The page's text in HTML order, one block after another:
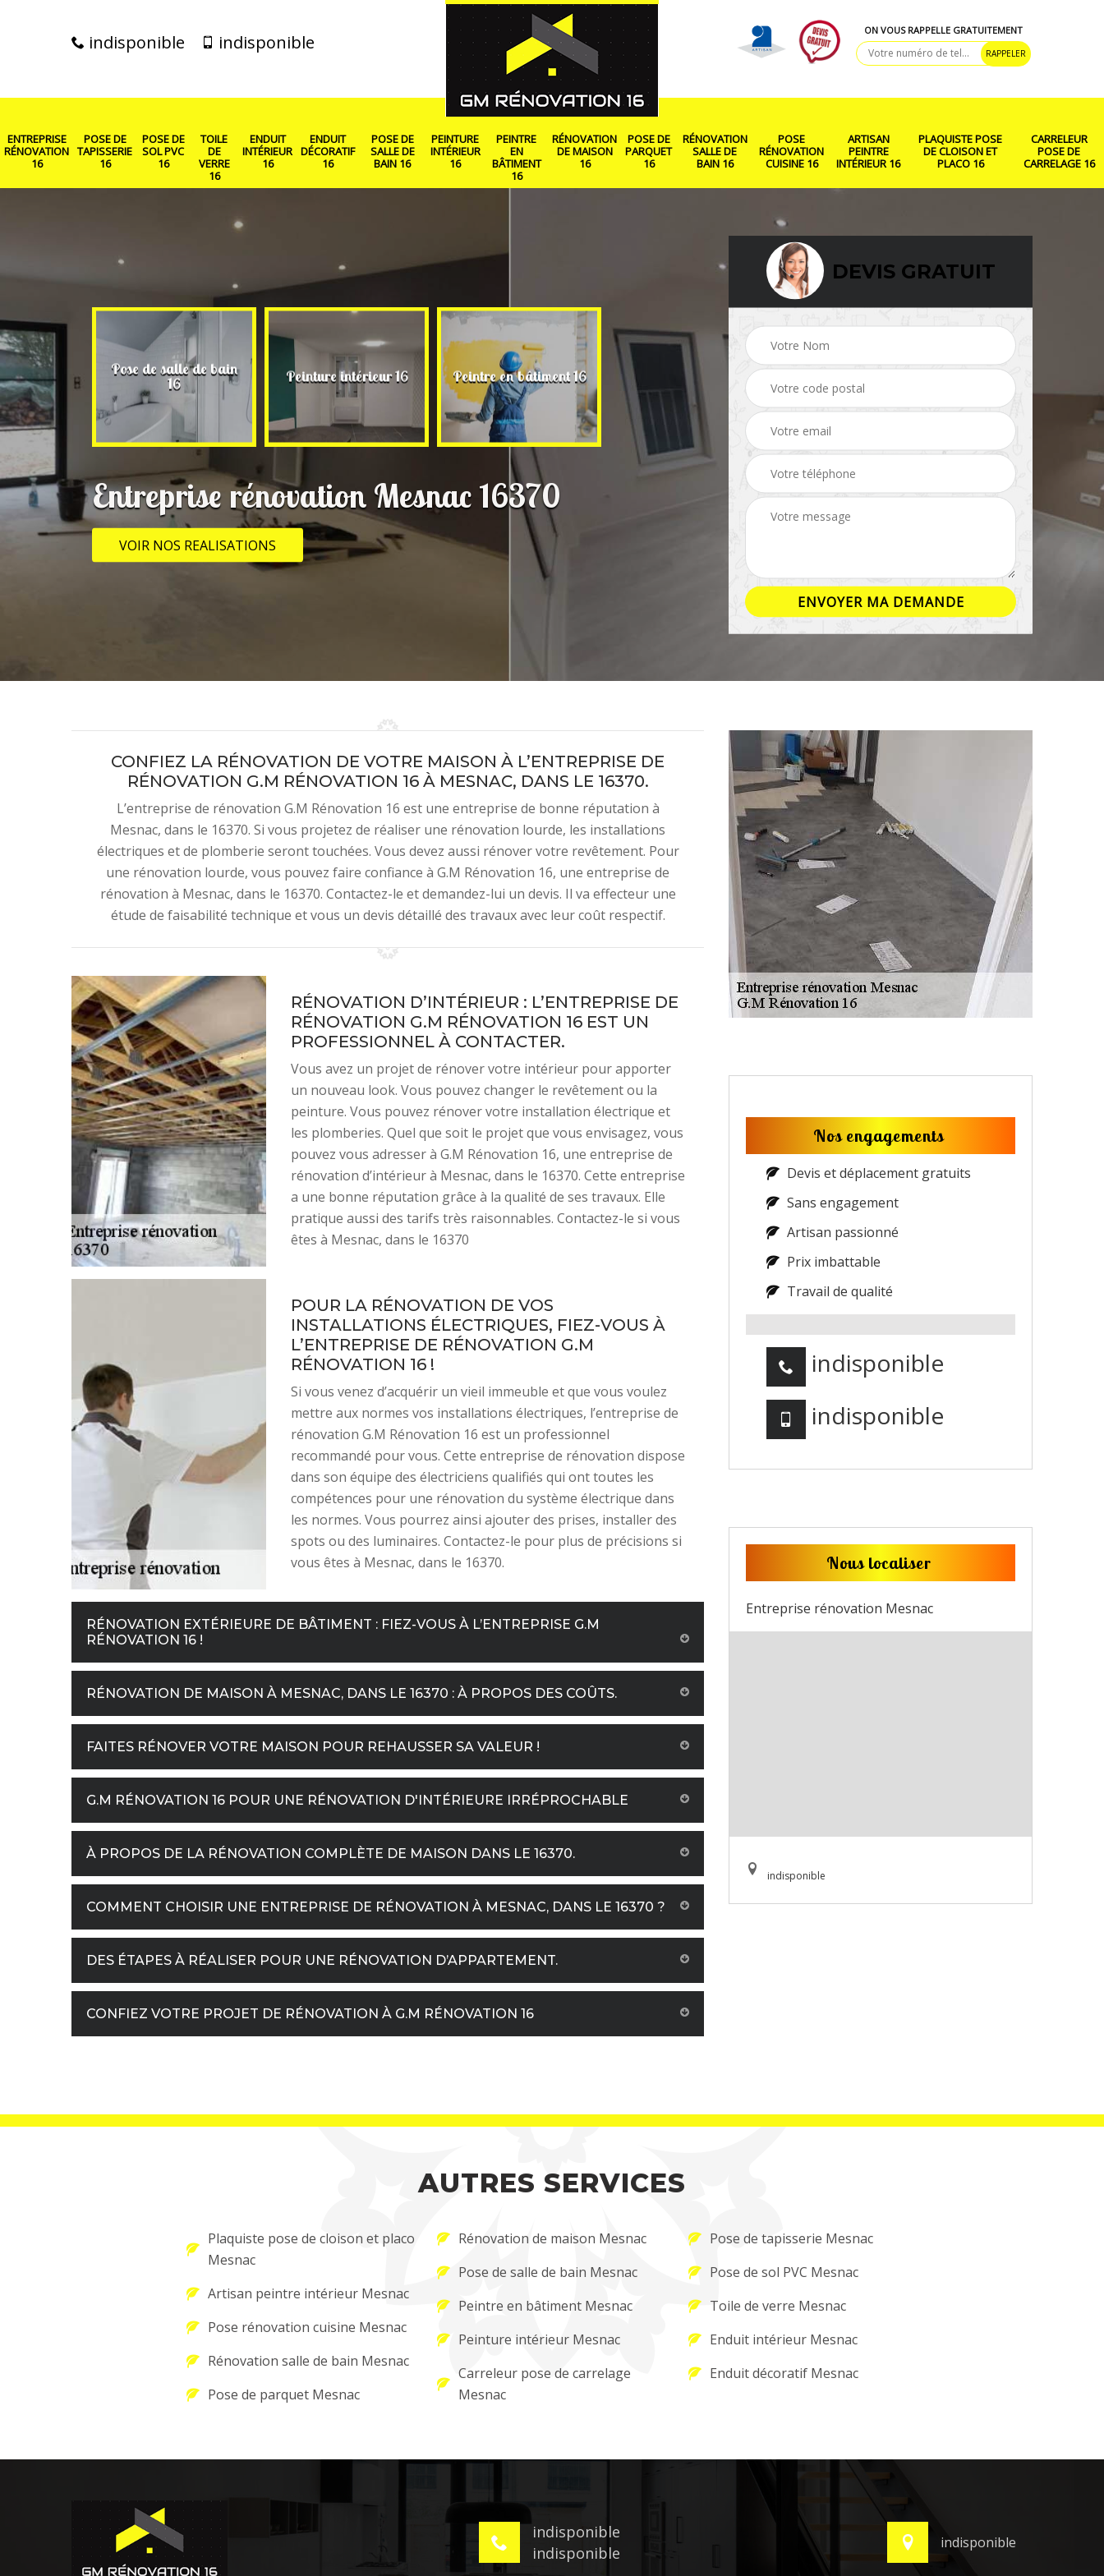
indisponible indisponible
ON VOUS RAPPELLE GRATUITEMENT
ENTREPRISE
RÉNOVATION
16
POSE DE
TAPISSERIE
16
POSE DE
SOL PVC
16
TOILE
DE
VERRE
16
ENDUIT
INTÉRIEUR
16
ENDUIT
DÉCORATIF
16
POSE DE
SALLE DE
BAIN 16
PEINTURE
INTÉRIEUR
16
PEINTRE
EN
BÂTIMENT
16
RÉNOVATION
DE MAISON
16
POSE DE
PARQUET
16
RÉNOVATION
SALLE DE
BAIN 16
POSE
RÉNOVATION
CUISINE 16
ARTISAN
PEINTRE
INTÉRIEUR 16
PLAQUISTE POSE
DE CLOISON ET
PLACO 16
CARRELEUR
POSE DE
CARRELAGE 16
Pose de salle de bain
16 Peinture intérieur 16 Peintre en bâtiment 16 Rénovation de maison
16
Rénovation salle de
bain 16
Entreprise rénovation Mesnac 16370
VOIR NOS REALISATIONS
DEVIS GRATUIT
CONFIEZ LA RÉNOVATION DE VOTRE MAISON À L’ENTREPRISE DE
RÉNOVATION G.M RÉNOVATION 16 À MESNAC, DANS LE 16370.
L’entreprise de rénovation G.M Rénovation 16 est une entreprise de bonne réputation à
Mesnac, dans le 16370. Si vous projetez de réaliser une rénovation lourde, les installations
électriques et de plomberie seront touchées. Vous devez aussi rénover votre revêtement. Pour
une rénovation lourde, vous pouvez faire confiance à G.M Rénovation 16, une entreprise de
rénovation à Mesnac, dans le 16370. Contactez-le et demandez-lui un devis. Il va effecteur une
étude de faisabilité technique et vous un devis détaillé des travaux avec leur coût respectif.
RÉNOVATION D’INTÉRIEUR : L’ENTREPRISE DE
RÉNOVATION G.M RÉNOVATION 16 EST UN
PROFESSIONNEL À CONTACTER.
Vous avez un projet de rénover votre intérieur pour apporter
un nouveau look. Vous pouvez changer le revêtement ou la
peinture. Vous pouvez rénover votre installation électrique et
les plomberies. Quel que soit le projet que vous envisagez, vous
pouvez vous adresser à G.M Rénovation 16, une entreprise de
rénovation d’intérieur à Mesnac, dans le 16370. Cette entreprise
a une bonne réputation grâce à la qualité de ses travaux. Elle
pratique aussi des tarifs très raisonnables. Contactez-le si vous
êtes à Mesnac, dans le 16370
POUR LA RÉNOVATION DE VOS
INSTALLATIONS ÉLECTRIQUES, FIEZ-VOUS À
L’ENTREPRISE DE RÉNOVATION G.M
RÉNOVATION 16 !
Si vous venez d’acquérir un vieil immeuble et que vous voulez
mettre aux normes vos installations électriques, l’entreprise de
rénovation G.M Rénovation 16 est un professionnel
recommandé pour vous. Cette entreprise de rénovation dispose
dans son équipe des électriciens qualifiés qui ont toutes les
compétences pour une rénovation du système électrique dans
les normes. Vous pourrez ainsi ajouter des prises, installer des
spots ou des luminaires. Contactez-le pour plus de précisions si
vous êtes à Mesnac, dans le 16370.
RÉNOVATION EXTÉRIEURE DE BÂTIMENT : FIEZ-VOUS À L’ENTREPRISE G.M
RÉNOVATION 16 !
RÉNOVATION DE MAISON À MESNAC, DANS LE 16370 : À PROPOS DES COÛTS.
FAITES RÉNOVER VOTRE MAISON POUR REHAUSSER SA VALEUR !
G.M RÉNOVATION 16 POUR UNE RÉNOVATION D'INTÉRIEURE IRRÉPROCHABLE
À PROPOS DE LA RÉNOVATION COMPLÈTE DE MAISON DANS LE 16370.
COMMENT CHOISIR UNE ENTREPRISE DE RÉNOVATION À MESNAC, DANS LE 16370 ?
DES ÉTAPES À RÉALISER POUR UNE RÉNOVATION D’APPARTEMENT.
CONFIEZ VOTRE PROJET DE RÉNOVATION À G.M RÉNOVATION 16
Nos engagements
Devis et déplacement gratuits
Sans engagement
Artisan passionné
Prix imbattable
Travail de qualité
indisponible
indisponible
Nous localiser
Entreprise rénovation Mesnac
indisponible
AUTRES SERVICES
Plaquiste pose de cloison et placo
Mesnac
Artisan peintre intérieur Mesnac
Pose rénovation cuisine Mesnac
Rénovation salle de bain Mesnac
Pose de parquet Mesnac
Rénovation de maison Mesnac
Pose de salle de bain Mesnac
Peintre en bâtiment Mesnac
Peinture intérieur Mesnac
Carreleur pose de carrelage
Mesnac
Pose de tapisserie Mesnac
Pose de sol PVC Mesnac
Toile de verre Mesnac
Enduit intérieur Mesnac
Enduit décoratif Mesnac
indisponible
indisponible
indisponible